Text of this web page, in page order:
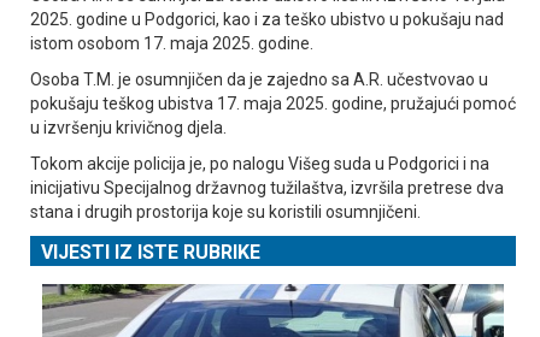
2025. godine u Podgorici, kao i za teško ubistvo u pokušaju nad
istom osobom 17. maja 2025. godine.
Osoba T.M. je osumnjičen da je zajedno sa A.R. učestvovao u
pokušaju teškog ubistva 17. maja 2025. godine, pružajući pomoć
u izvršenju krivičnog djela.
Tokom akcije policija je, po nalogu Višeg suda u Podgorici i na
inicijativu Specijalnog državnog tužilaštva, izvršila pretrese dva
stana i drugih prostorija koje su koristili osumnjičeni.
VIJESTI IZ ISTE RUBRIKE